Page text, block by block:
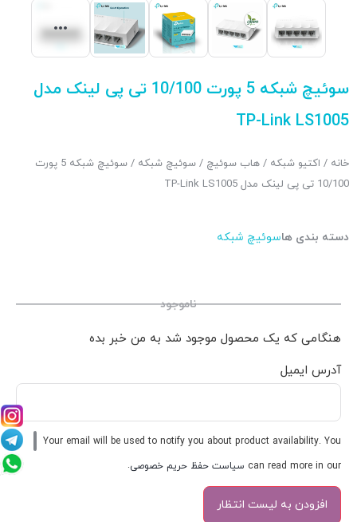
سوئیچ شبکه 5 پورت 10/100 تی پی لینک مدل
TP-Link LS1005
خانه / اکتیو شبکه / هاب سوئیچ / سوئیچ شبکه
/ سوئیچ شبکه 5 پورت
10/100 تی پی لینک مدل TP-Link LS1005
دسته بندی هاسوئیچ شبکه
ناموجود
هنگامی که یک محصول موجود شد به من خبر بده
آدرس ایمیل
Your email will be used to notify you about product availability. You
can read more in our سیاست حفظ حریم خصوصی.